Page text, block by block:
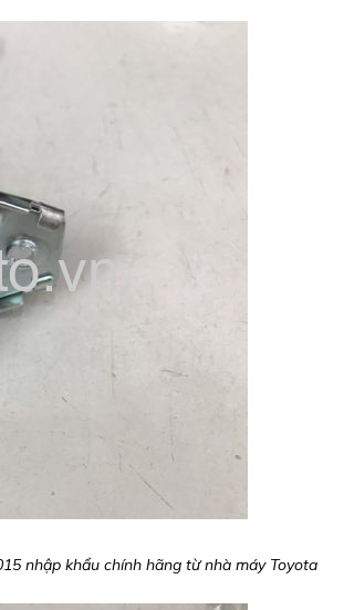
nhập khẩu chính hãng từ nhà máy Toyota